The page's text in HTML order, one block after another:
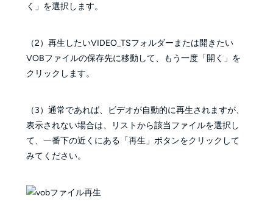
く」を選択します。
（2）再生したいVIDEO_TSフォルダーまたは開きたい
VOBファイルの保存先に移動して、もう一度「開く」を
クリックします。
（3）通常であれば、ビデオが自動的に再生されますが、
表示されない場合は、リストから該当ファイルを選択し
て、一番下の近くにある「再生」ボタンをクリックして
みてください。